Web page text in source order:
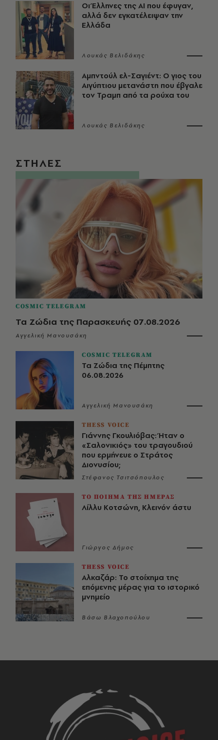
Οι Έλληνες της ΑΙ που έφυγαν,
αλλά δεν εγκατέλειψαν την
Ελλάδα
Λουκάς Βελιδάκης
Αμπντούλ ελ-Σαγιέντ: Ο γιος του
Αιγύπτιου μετανάστη που έβγαλε
τον Τραμπ από τα ρούχα του
Λουκάς Βελιδάκης
ΣΤΗΛΕΣ
COSMIC TELEGRAM
Τα Ζώδια της Παρασκευής 07.08.2026
Αγγελική Μανουσάκη
COSMIC TELEGRAM
Τα Ζώδια της Πέμπτης
06.08.2026
Αγγελική Μανουσάκη
THESS VOICE
Γιάννης Γκουλιόβας: Ήταν ο
«Σαλονικιός» του τραγουδιού
που ερμήνευε ο Στράτος
Διονυσίου;
Στέφανος Τσιτσόπουλος
ΤΟ ΠΟΙΗΜΑ ΤΗΣ ΗΜΕΡΑΣ
Λίλλυ Κοτσώνη, Κλεινόν άστυ
Γιώργος Δήμος
THESS VOICE
Αλκαζάρ: Το στοίχημα της
επόμενης μέρας για το ιστορικό
μνημείο
Βάσω Βλαχοπούλου